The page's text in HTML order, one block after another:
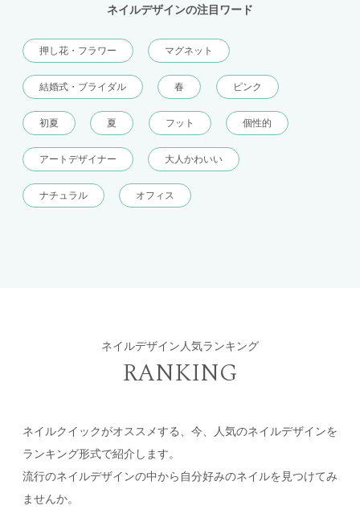
ネイルデザインの注目ワード
押し花・フラワー マグネット
結婚式・ブライダル 春 ピンク
初夏 夏 フット 個性的
アートデザイナー 大人かわいい
ナチュラル オフィス
ネイルデザイン人気ランキング
RANKING
ネイルクイックがオススメする、今、人気のネイルデザインを
ランキング形式で紹介します。
流行のネイルデザインの中から自分好みのネイルを見つけてみ
ませんか。